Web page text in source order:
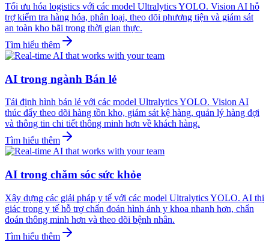
Tối ưu hóa logistics với các model Ultralytics YOLO. Vision AI hỗ
trợ kiểm tra hàng hóa, phân loại, theo dõi phương tiện và giám sát
an toàn kho bãi trong thời gian thực.
Tìm hiểu thêm
AI trong ngành Bán lẻ
Tái định hình bán lẻ với các model Ultralytics YOLO. Vision AI
thúc đẩy theo dõi hàng tồn kho, giám sát kệ hàng, quản lý hàng đợi
và thông tin chi tiết thông minh hơn về khách hàng.
Tìm hiểu thêm
AI trong chăm sóc sức khỏe
Xây dựng các giải pháp y tế với các model Ultralytics YOLO. AI thị
giác trong y tế hỗ trợ chẩn đoán hình ảnh y khoa nhanh hơn, chẩn
đoán thông minh hơn và theo dõi bệnh nhân.
Tìm hiểu thêm